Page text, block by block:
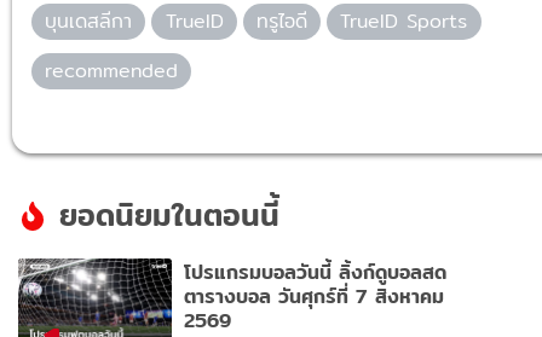
บุนเดสลีกา
TrueID ทรูไอดี
TrueID Sports
recommended
ยอดนิยมในตอนนี้
โปรแกรมบอลวันนี้ ลิ้งก์ดูบอลสด
ตารางบอล วันศุกร์ที่ 7 สิงหาคม
2569